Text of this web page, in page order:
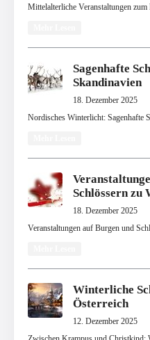
Mittelalterliche Veranstaltungen
Sagenhafte
Skandinavien
18. Dezember 2025
Nordisches Winterlicht: Sagenhafte
Schlössern zu
18. Dezember 2025
Veranstaltungen auf Burgen und
Winterliche
Österreich
12. Dezember 2025